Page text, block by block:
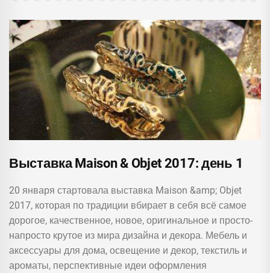
Выставка Maison & Objet 2017: день 1
20 января стартовала выставка Maison &amp; Objet
2017, которая по традиции вбирает в себя всё самое
дорогое, качественное, новое, оригинальное и просто-
напросто крутое из мира дизайна и декора. Мебель и
аксессуары для дома, освещение и декор, текстиль и
ароматы, перспективные идеи оформления